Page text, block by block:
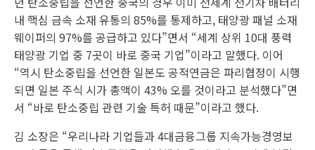
내 핵심 금속 소재 유통의 85%를 통제하고, 태양광 패널 소재
웨이퍼의 97%를 공급하고 있다”면서 “세계 상위 10대 풍력
태양광 기업 중 7곳이 바로 중국 기업”이라고 말했다. 이어
“역시 탄소중립을 선언한 일본도 공적연금은 파리협정이 시행
되면 일본 주식 시가 총액이 43% 오를 것이라고 분석했다”면
서 “바로 탄소중립 관련 기술 특허 때문”이라고 했다.
김 소장은 “우리나라 기업들과 4대금융그룹 지속가능경영보